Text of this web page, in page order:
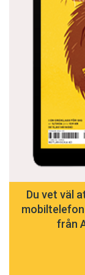
Du vet väl
från